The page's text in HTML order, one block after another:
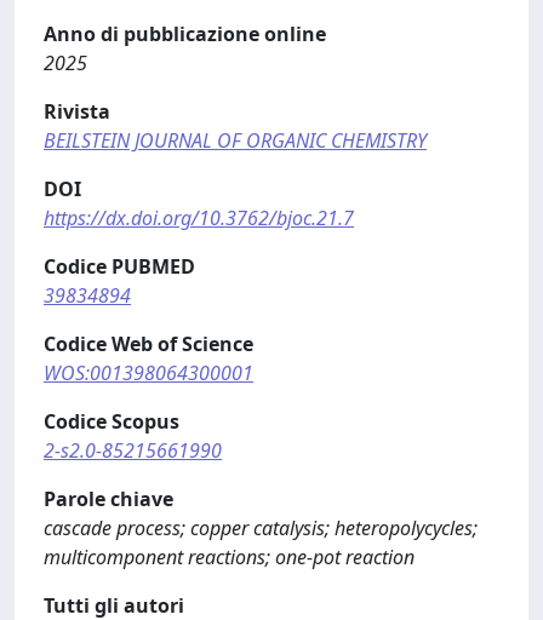
Anno di pubblicazione online
2025
Rivista
BEILSTEIN JOURNAL OF ORGANIC CHEMISTRY
DOI
https://dx.doi.org/10.3762/bjoc.21.7
Codice PUBMED
39834894
Codice Web of Science
WOS:001398064300001
Codice Scopus
2-s2.0-85215661990
Parole chiave
cascade process; copper catalysis; heteropolycycles;
multicomponent reactions; one-pot reaction
Tutti gli autori